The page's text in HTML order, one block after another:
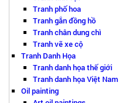
Tranh phố hoa
Tranh gắn đồng hồ
Tranh chân dung chì
Tranh vẽ xe cộ
Tranh Danh Họa
Tranh danh họa thế giới
Tranh danh họa Việt Nam
Oil painting